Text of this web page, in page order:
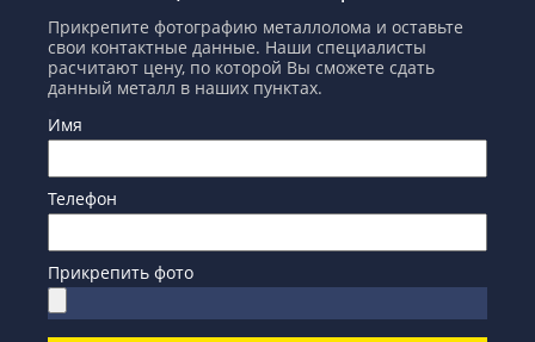
Прикрепите фотографию металлолома и оставьте
свои контактные данные. Наши специалисты
расчитают цену, по которой Вы сможете сдать
данный металл в наших пунктах.
Имя
Телефон
Прикрепить фото